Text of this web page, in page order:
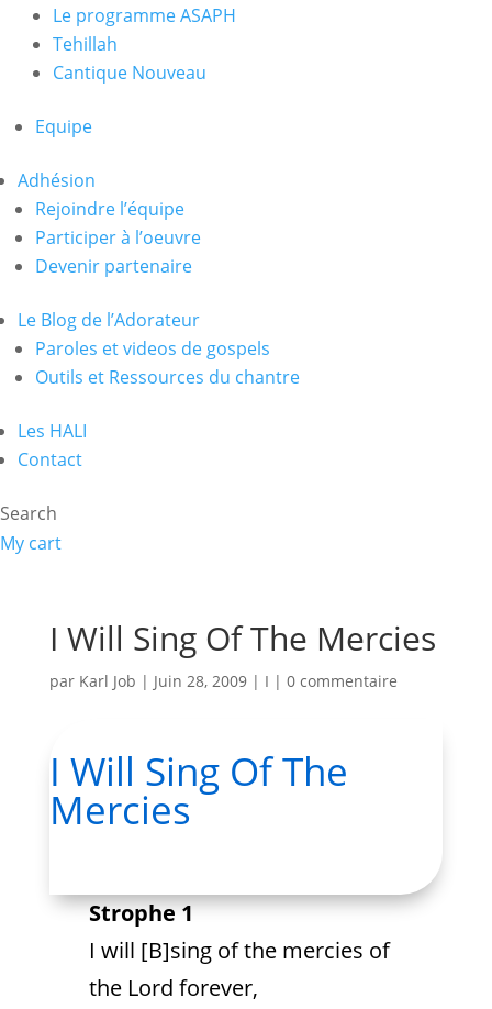
Le programme ASAPH
Tehillah
Cantique Nouveau
Equipe
Adhésion
Rejoindre l’équipe
Participer à l’oeuvre
Devenir partenaire
Le Blog de l’Adorateur
Paroles et videos de gospels
Outils et Ressources du chantre
Les HALI
Contact
Search
My cart
I Will Sing Of The Mercies
par Karl Job | Juin 28, 2009| I | 0 commentaire
I Will Sing Of The
Mercies
Strophe 1
I will [B]sing of the mercies of
the Lord forever,